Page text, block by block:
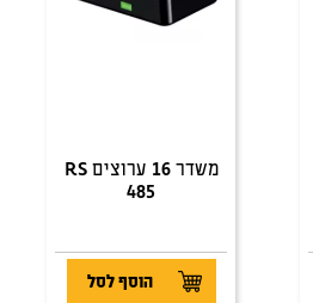
משדר 16 ערוצים RS
485
הוסף לסל